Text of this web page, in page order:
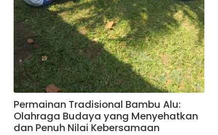
Permainan Tradisional Bambu Alu:
Olahraga Budaya yang Menyehatkan
dan Penuh Nilai Kebersamaan